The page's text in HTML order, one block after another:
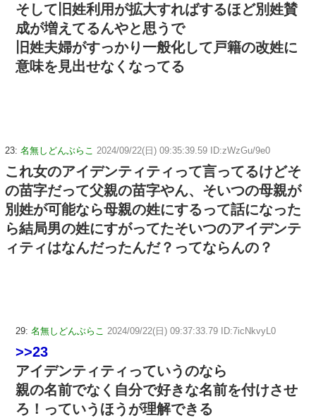
そして旧姓利用が拡大すればするほど別姓賛
成が増えてるんやと思うで
旧姓夫婦がすっかり一般化して戸籍の改姓に
意味を見出せなくなってる
23: 名無しどんぶらこ 2024/09/22(日) 09:35:39.59 ID:zWzGu/9e0
これ女のアイデンティティって言ってるけどそ
の苗字だって父親の苗字やん、そいつの母親が
別姓が可能なら母親の姓にするって話になった
ら結局男の姓にすがってたそいつのアイデンテ
ィティはなんだったんだ？ってならんの？
29: 名無しどんぶらこ 2024/09/22(日) 09:37:33.79 ID:7icNkvyL0
>>23
アイデンティティっていうのなら
親の名前でなく自分で好きな名前を付けさせ
ろ！っていうほうが理解できる